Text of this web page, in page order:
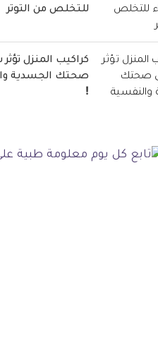
للتخلص من التوتر
كراكيب المنزل
صحتك الجسدية
!